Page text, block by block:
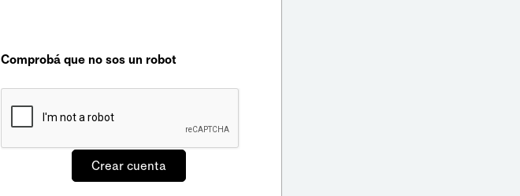
Comprobá que no sos un robot